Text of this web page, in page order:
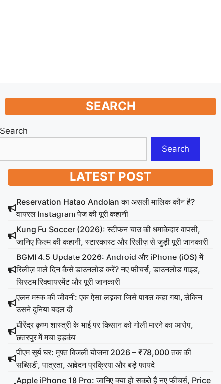
SEARCH
Search
Search
LATEST POST
Reservation Hatao Andolan का असली मालिक कौन है?
वायरल Instagram पेज की पूरी कहानी
Kung Fu Soccer (2026): स्टीफन चाउ की धमाकेदार वापसी,
जानिए फिल्म की कहानी, स्टारकास्ट और रिलीज़ से जुड़ी पूरी जानकारी
BGMI 4.5 Update 2026: Android और iPhone (iOS) में
रिलीज़ वाले दिन कैसे डाउनलोड करें? नए फीचर्स, डाउनलोड गाइड,
सिस्टम रिक्वायरमेंट और पूरी जानकारी
एलन मस्क की जीवनी: एक ऐसा लड़का जिसे पागल कहा गया, लेकिन
उसने दुनिया बदल दी
धीरेंद्र कृष्ण शास्त्री के भाई पर किसान को गोली मारने का आरोप,
छतरपुर में मचा हड़कंप
पीएम सूर्य घर: मुफ्त बिजली योजना 2026 – ₹78,000 तक की
सब्सिडी, पात्रता, आवेदन प्रक्रिया और बड़े फायदे
Apple iPhone 18 Pro: जानिए क्या हो सकते हैं नए फीचर्स, Price